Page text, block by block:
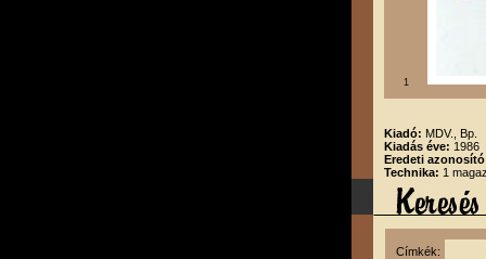
1
Kiadó: MDV., Bp.
Kiadás éve: 1986
Eredeti
Technika: 1
Címkék: